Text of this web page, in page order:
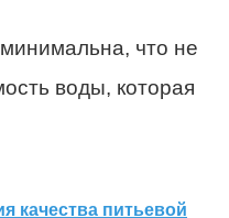
что не
воды, которая
качества питьевой